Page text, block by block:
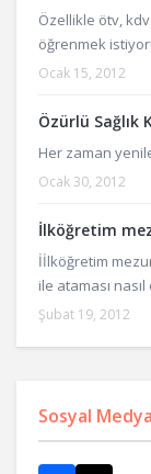
Özellikle ötv, kdv
öğrenmek
Ocak 15, 2012
Özürlü Sağlık
Her zaman
Ocak 30, 2012
İlköğretim
İİlköğretim
ile ataması
Şubat 19, 2012
Sosyal Medya